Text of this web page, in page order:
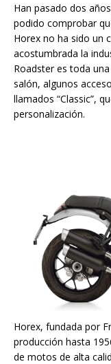
Han pasado dos
podido comprobar
Horex no ha sido un
acostumbrada la
Roadster es toda
salón, algunos
llamados “Classic”,
personalización.
Horex, fundada por
producción hasta
de motos de alta